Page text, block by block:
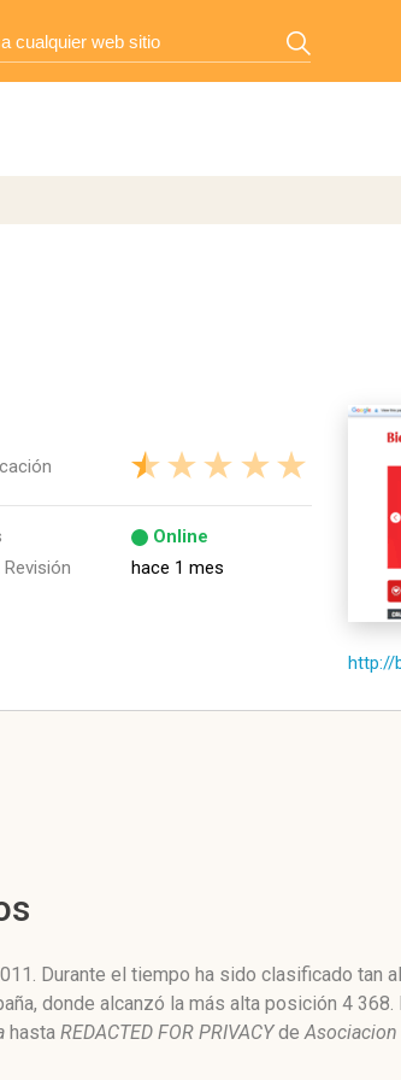
Online
hace 1 mes
http://
Durante el tiempo ha sido clasificado tan
donde alcanzó la más alta posición 4
hasta REDACTED FOR PRIVACYdeAsociacion